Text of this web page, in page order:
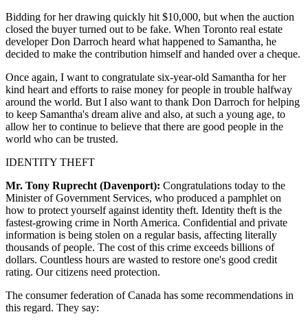
Bidding for her drawing quickly hit $10,000, but when the auction
closed the buyer turned out to be fake. When Toronto real estate
developer Don Darroch heard what happened to Samantha, he
decided to make the contribution himself and handed over a cheque.
Once again, I want to congratulate six-year-old Samantha for her
kind heart and efforts to raise money for people in trouble halfway
around the world. But I also want to thank Don Darroch for helping
to keep Samantha's dream alive and also, at such a young age, to
allow her to continue to believe that there are good people in the
world who can be trusted.
IDENTITY THEFT
Mr. Tony Ruprecht (Davenport): Congratulations today to the
Minister of Government Services, who produced a pamphlet on
how to protect yourself against identity theft. Identity theft is the
fastest-growing crime in North America. Confidential and private
information is being stolen on a regular basis, affecting literally
thousands of people. The cost of this crime exceeds billions of
dollars. Countless hours are wasted to restore one's good credit
rating. Our citizens need protection.
The consumer federation of Canada has some recommendations in
this regard. They say: